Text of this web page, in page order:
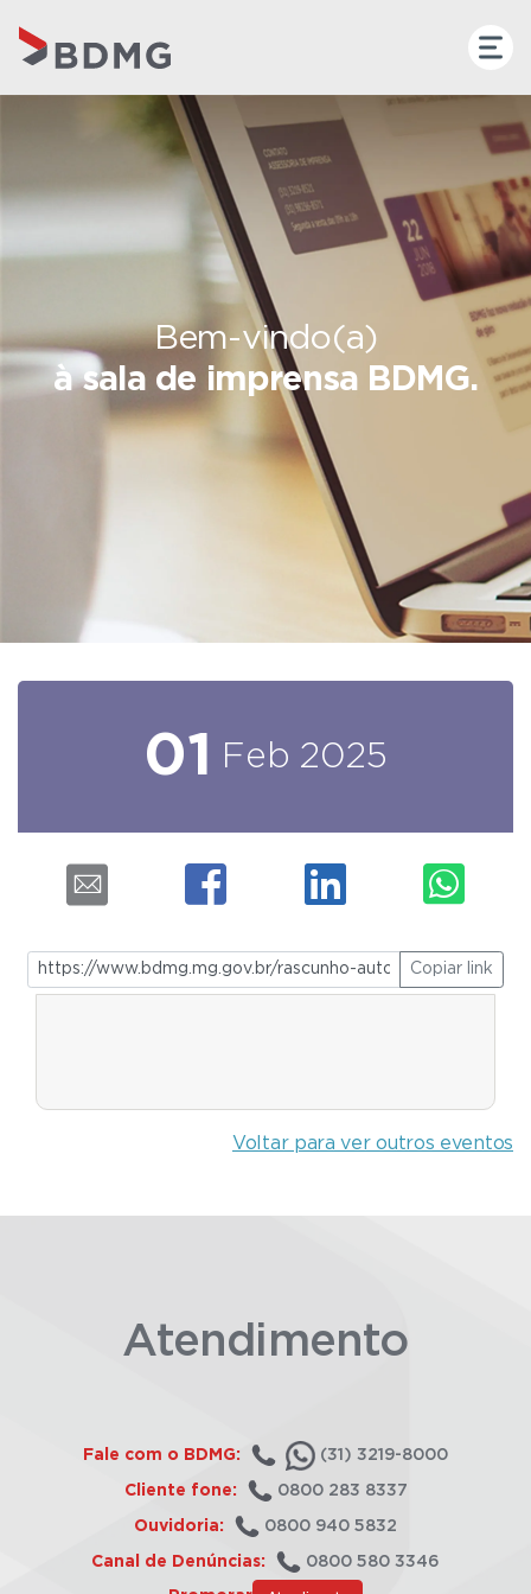
Bem-vindo(a)
à sala de imprensa BDMG.
01 Feb 2025
Copiar link
Voltar para ver outros eventos
Atendimento
Fale com o BDMG: (31) 3219-8000
Cliente fone: 0800 283 8337
Ouvidoria: 0800 940 5832
Canal de Denúncias: 0800 580 3346